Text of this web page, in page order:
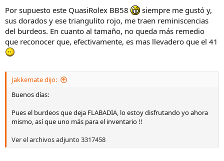
Por supuesto este QuasiRolex BB58
siempre me gustó y,
sus dorados y ese triangulito rojo, me traen reminiscencias
del burdeos. En cuanto al tamaño, no queda más remedio
que reconocer que, efectivamente, es mas llevadero que el 41
Jakkemate dijo:
Buenos días:
Pues el burdeos que deja FLABADIA, lo estoy disfrutando yo ahora
mismo, así que uno más para el inventario !!
Ver el archivos adjunto 3317458